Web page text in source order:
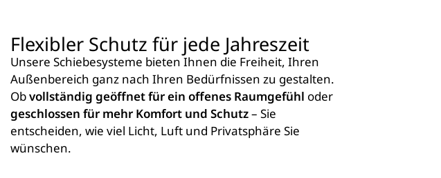
Flexibler Schutz für jede Jahreszeit
Unsere Schiebesysteme bieten Ihnen die Freiheit, Ihren
Außenbereich ganz nach Ihren Bedürfnissen zu gestalten.
Obvollständig geöffnet für ein offenes Raumgefühl oder
geschlossen für mehr Komfort und Schutz– Sie
entscheiden, wie viel Licht, Luft und Privatsphäre Sie
wünschen.